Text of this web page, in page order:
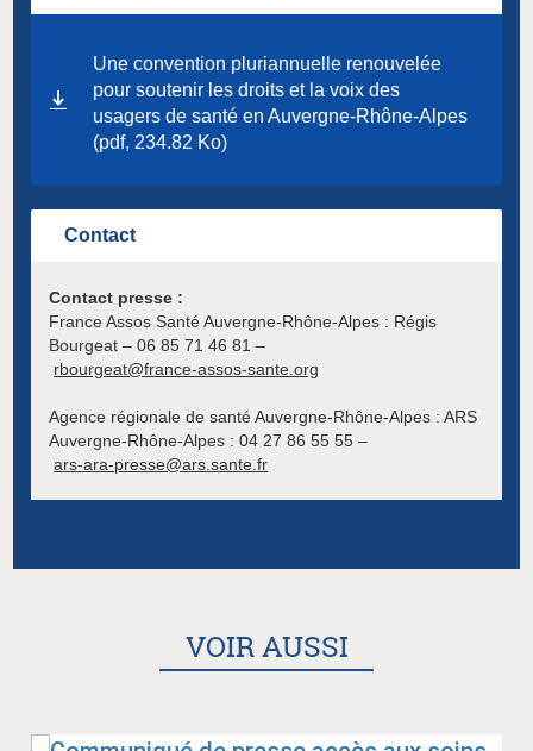
Une convention pluriannuelle renouvelée
pour soutenir les droits et la voix des
usagers de santé en Auvergne-Rhône-Alpes
(pdf, 234.82 Ko)
Contact
Contact presse :
France Assos Santé Auvergne-Rhône-Alpes : Régis
Bourgeat – 06 85 71 46 81 –
rbourgeat@france-assos-sante.org
Agence régionale de santé Auvergne-Rhône-Alpes : ARS
Auvergne-Rhône-Alpes : 04 27 86 55 55 –
ars-ara-presse@ars.sante.fr
VOIR AUSSI